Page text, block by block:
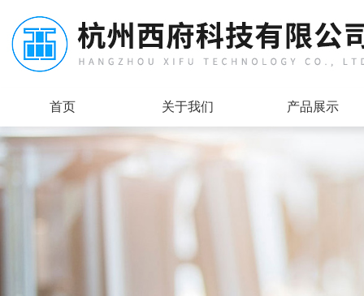
首页 关于我们 产品展示